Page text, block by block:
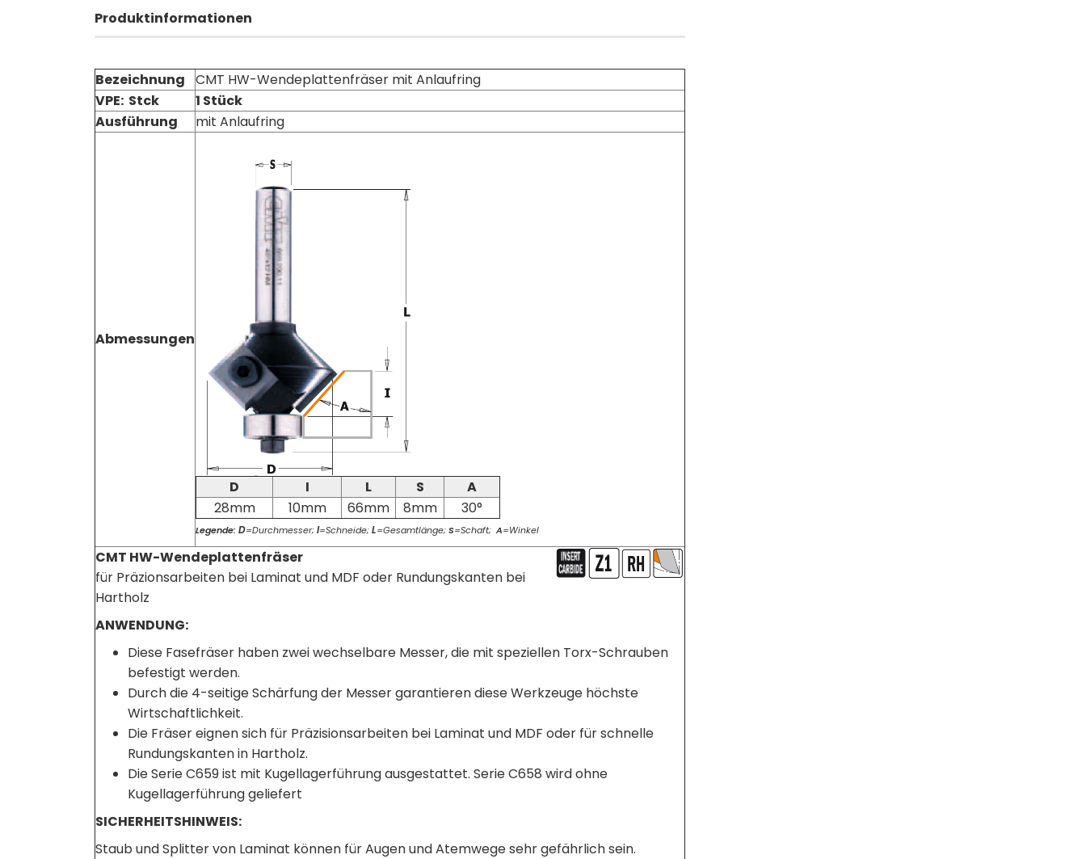
Produktinformationen
Bezeichnung
CMT HW-Wendeplattenfräser mit Anlaufring
VPE: Stck
1 Stück
Ausführung
mit Anlaufring
Abmessungen
D I L S
A
28mm
10mm 66mm 8mm 30°
Legende: D=Durchmesser;I=Schneide;L=Gesamtlänge;S=Schaft; A=Winkel
CMT HW-Wendeplattenfräser
für Präzionsarbeiten bei Laminat und MDF oder Rundungskanten bei
Hartholz
ANWENDUNG:
Diese Fasefräser haben zwei wechselbare Messer, die mit speziellen Torx-Schrauben
befestigt werden.
Durch die 4-seitige Schärfung der Messer garantieren diese Werkzeuge höchste
Wirtschaftlichkeit.
Die Fräser eignen sich für Präzisionsarbeiten bei Laminat und MDF oder für schnelle
Rundungskanten in Hartholz.
Die Serie C659 ist mit Kugellagerführung ausgestattet. Serie C658 wird ohne
Kugellagerführung geliefert
SICHERHEITSHINWEIS:
Staub und Splitter von Laminat können für Augen und Atemwege sehr gefährlich sein.